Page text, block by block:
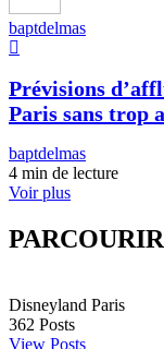
baptdelmas
Prévisions
Paris sans trop
baptdelmas
4 min de lecture
Voir plus
Disneyland Paris
362 Posts
View Posts